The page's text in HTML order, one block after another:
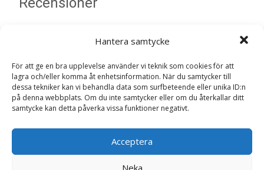
Hantera samtycke
För att ge en bra upplevelse använder vi teknik som cookies för att
lagra och/eller komma åt enhetsinformation. När du samtycker till
dessa tekniker kan vi behandla data som surfbeteende eller unika ID:n
på denna webbplats. Om du inte samtycker eller om du återkallar ditt
samtycke kan detta påverka vissa funktioner negativt.
Acceptera
Neka
Bli först med att recensera ”Adult Iberico
+ Greens Torrfoder till Vuxen Hund – 1,5
kg – Platinum”
Din e-postadress kommer inte publiceras. Obligatoriska fält